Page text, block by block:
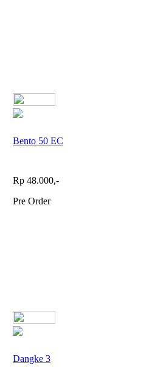
Bento 50 EC
Rp 48.000,-
Pre Order
Dangke 3